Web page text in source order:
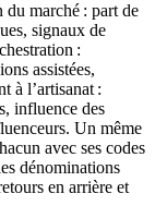
du marché : part de
signaux de
:
assistées,
à l’artisanat :
influence des
Un même
avec ses codes
dénominations
en arrière et